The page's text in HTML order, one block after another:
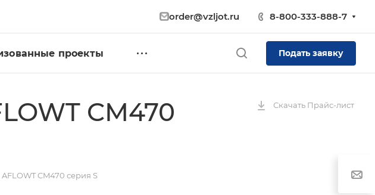
order@vzljot.ru 8-800-333-888-7
проекты Подать заявку
Скачать Прайс-лист
CM470
CM470 серия S